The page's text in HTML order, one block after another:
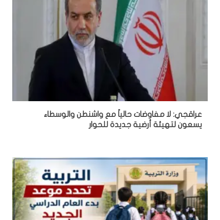
عراقجي: لا مفاوضات حالياً مع واشنطن والوسطاء
يسعون لتهيئة أرضية جديدة للحوار